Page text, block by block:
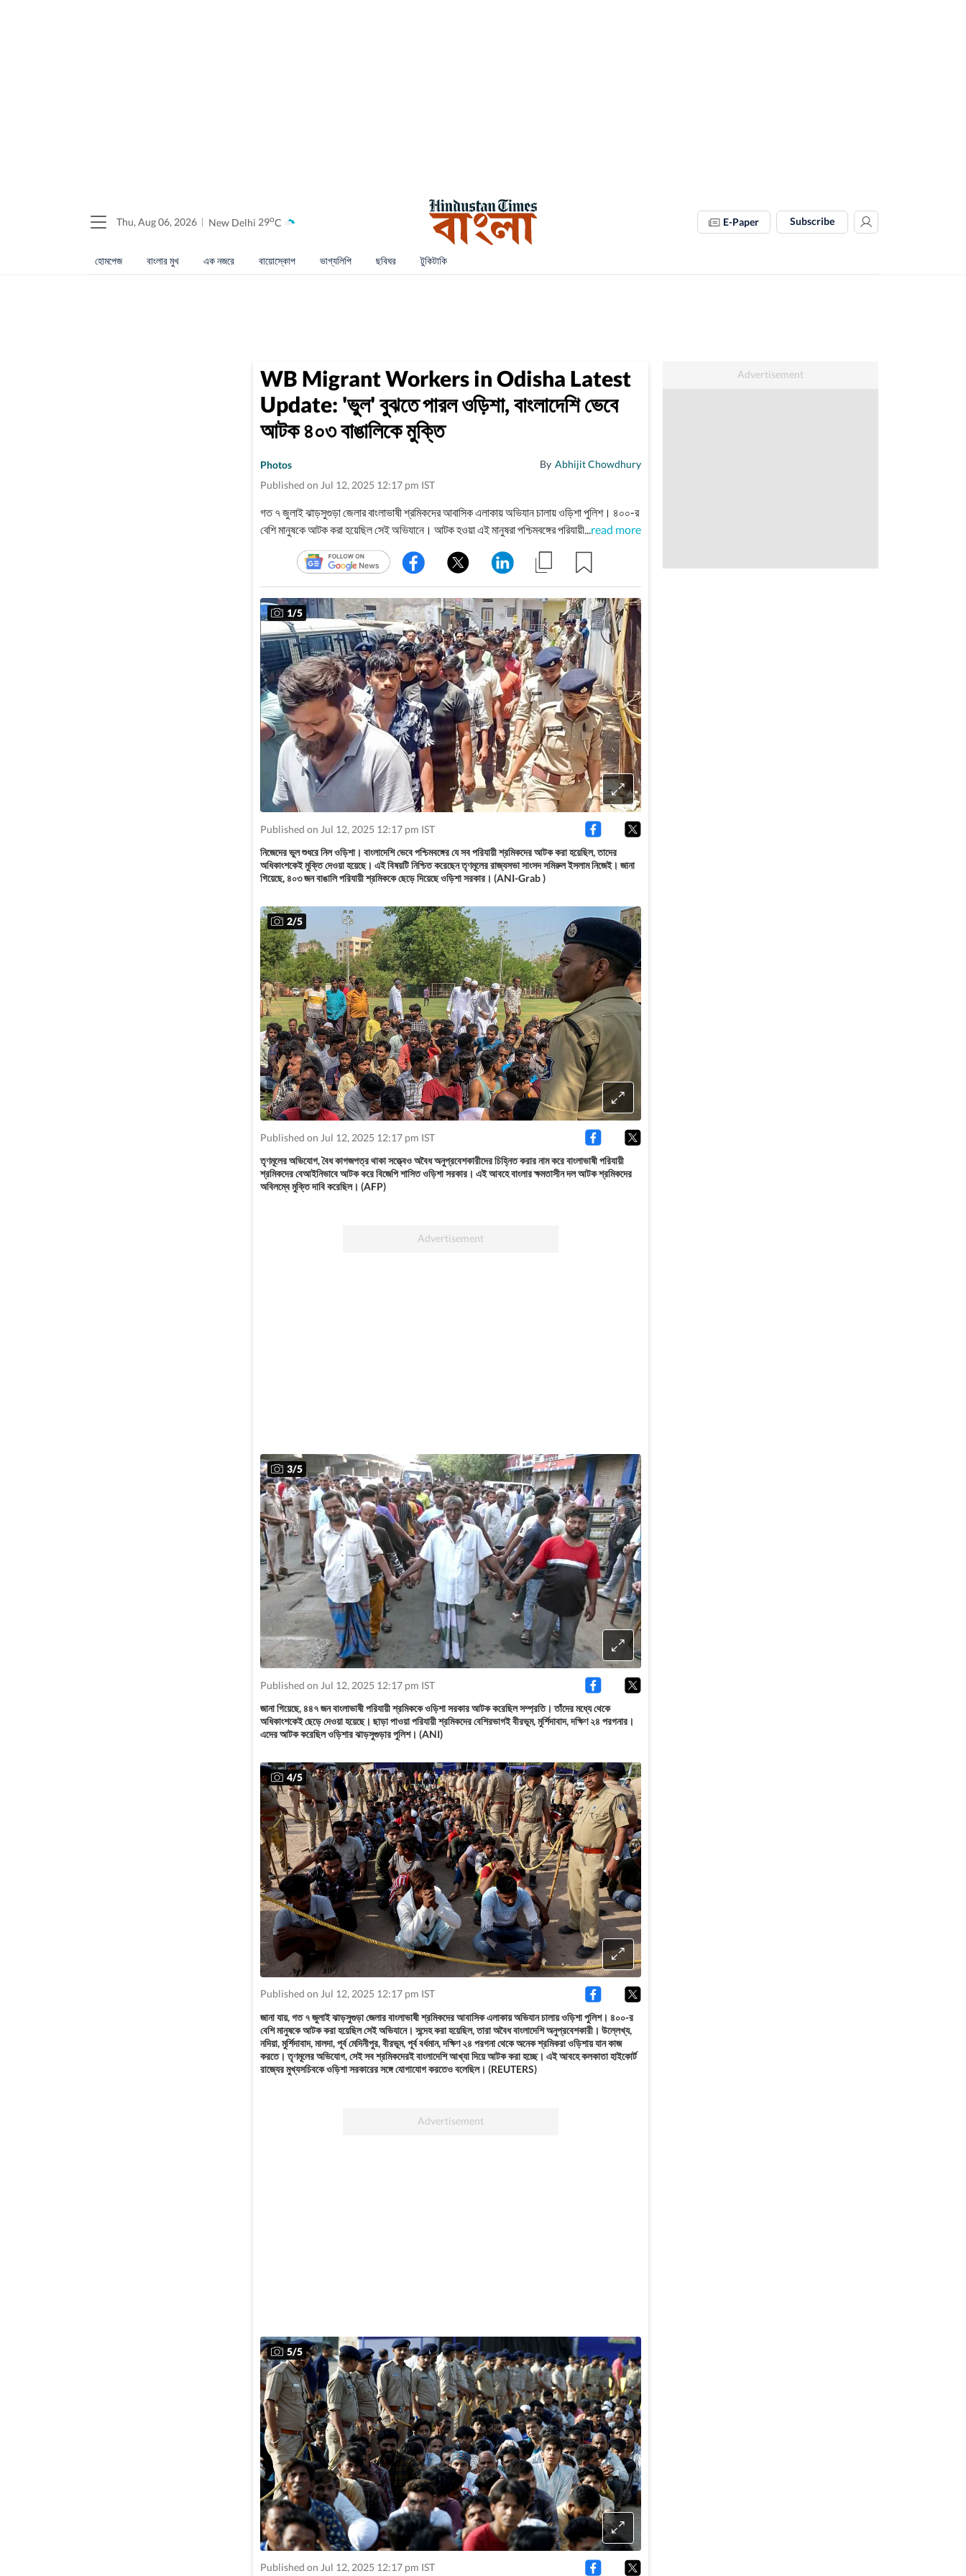
Thu, Aug 06, 2026 New Delhi 29oC E-Paper Subscribe
হোমপেজ বাংলার মুখ এক নজরে বায়োস্কোপ ভাগ্যলিপি ছবিঘর টুকিটাকি
WB Migrant Workers in Odisha Latest
Update: 'ভুল' বুঝতে পারল ওড়িশা, বাংলাদেশি ভেবে
আটক ৪০৩ বাঙালিকে মুক্তি
Photos By Abhijit Chowdhury
Published on Jul 12, 2025 12:17 pm IST
গত ৭ জুলাই ঝাড়সুগুড়া জেলার বাংলাভাষী শ্রমিকদের আবাসিক এলাকায় অভিযান চালায় ওড়িশা পুলিশ। ৪০০-র
বেশি মানুষকে আটক করা হয়েছিল সেই অভিযানে। আটক হওয়া এই মানুষরা পশ্চিমবঙ্গের পরিযায়ী শ্রমিক বলে
দাবি করা হয়েছিল। এই আবহে ওড়িশা সরকার আটক ব্যক্তিদের মধ্যে থেকে ৪০৩ জনকে ছেড়ে দিল।
...read more
1/5
Published on Jul 12, 2025 12:17 pm IST
নিজেদের ভুল শুধরে নিল ওড়িশা। বাংলাদেশি ভেবে পশ্চিমবঙ্গের যে সব পরিযায়ী শ্রমিকদের আটক করা হয়েছিল, তাদের
অধিকাংশকেই মুক্তি দেওয়া হয়েছে। এই বিষয়টি নিশ্চিত করেছেন তৃণমূলের রাজ্যসভা সাংসদ সমিরুল ইসলাম নিজেই। জানা
গিয়েছে, ৪০৩ জন বাঙালি পরিযায়ী শ্রমিককে ছেড়ে দিয়েছে ওড়িশা সরকার। (ANI-Grab )
2/5
Published on Jul 12, 2025 12:17 pm IST
তৃণমূলের অভিযোগ, বৈধ কাগজপত্র থাকা সত্ত্বেও অবৈধ অনুপ্রবেশকারীদের চিহ্নিত করার নাম করে বাংলাভাষী পরিযায়ী
শ্রমিকদের বেআইনিভাবে আটক করে বিজেপি শাসিত ওড়িশা সরকার। এই আবহে বাংলার ক্ষমতাসীন দল আটক শ্রমিকদের
অবিলম্বে মুক্তি দাবি করেছিল। (AFP)
3/5
Published on Jul 12, 2025 12:17 pm IST
জানা গিয়েছে, ৪৪৭ জন বাংলাভাষী পরিযায়ী শ্রমিককে ওড়িশা সরকার আটক করেছিল সম্প্রতি। তাঁদের মধ্যে থেকে
অধিকাংশকেই ছেড়ে দেওয়া হয়েছে। ছাড়া পাওয়া পরিযায়ী শ্রমিকদের বেশিরভাগই বীরভূম, মুর্শিদাবাদ, দক্ষিণ ২৪ পরগনার।
এদের আটক করেছিল ওড়িশার ঝাড়সুগুড়ার পুলিশ। (ANI)
4/5
Published on Jul 12, 2025 12:17 pm IST
জানা যায়, গত ৭ জুলাই ঝাড়সুগুড়া জেলার বাংলাভাষী শ্রমিকদের আবাসিক এলাকায় অভিযান চালায় ওড়িশা পুলিশ। ৪০০-র
বেশি মানুষকে আটক করা হয়েছিল সেই অভিযানে। সন্দেহ করা হয়েছিল, তারা অবৈধ বাংলাদেশি অনুপ্রবেশকারী। উল্লেখ্য,
নদিয়া, মুর্শিদাবাদ, মালদা, পূর্ব মেদিনীপুর, বীরভূম, পূর্ব বর্ধমান, দক্ষিণ ২৪ পরগনা থেকে অনেক শ্রমিকরা ওড়িশায় যান কাজ
করতে। তৃণমূলের অভিযোগ, সেই সব শ্রমিকদেরই বাংলাদেশি আখ্যা দিয়ে আটক করা হচ্ছে। এই আবহে কলকাতা হাইকোর্ট
রাজ্যের মুখ্যসচিবকে ওড়িশা সরকারের সঙ্গে যোগাযোগ করতেও বলেছিল। (REUTERS)
5/5
Published on Jul 12, 2025 12:17 pm IST